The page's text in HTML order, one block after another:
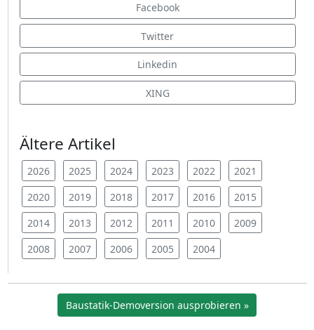
Facebook
Twitter
Linkedin
XING
Ältere Artikel
2026 2025 2024 2023 2022
2021
2020
2019 2018 2017 2016
2015
2014
2013 2012 2011 2010
2009
2008
2007 2006 2005 2004
Baustatik-Demoversion ausprobieren »